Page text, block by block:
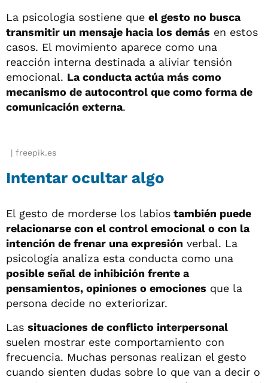
La psicología sostiene que el gesto no busca
transmitir un mensaje hacia los demás en estos
casos. El movimiento aparece como una
reacción interna destinada a aliviar tensión
emocional. La conducta actúa más como
mecanismo de autocontrol que como forma de
comunicación externa.
freepik.es
Intentar ocultar algo
El gesto de morderse los labios también puede
relacionarse con el control emocional o con la
intención de frenar una expresión verbal. La
psicología analiza esta conducta como una
posible señal de inhibición frente a
pensamientos, opiniones o emociones que la
persona decide no exteriorizar.
Las situaciones de conflicto interpersonal
suelen mostrar este comportamiento con
frecuencia. Muchas personas realizan el gesto
cuando sienten dudas sobre lo que van a decir o